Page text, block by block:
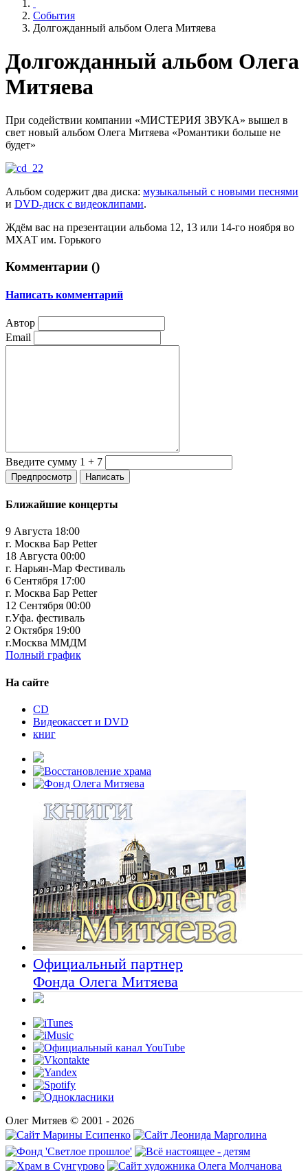
События
Долгожданный альбом Олега Митяева
Долгожданный альбом Олега
Митяева
При содействии компании «МИСТЕРИЯ ЗВУКА» вышел в
свет новый альбом Олега Митяева «Романтики больше не
будет»
Альбом содержит два диска: музыкальный с новыми песнями
и DVD-диск с видеоклипами.
Ждём вас на презентации альбома 12, 13 или 14-го ноября во
МХАТ им. Горького
Комментарии ()
Написать комментарий
Автор
Email
Введите сумму 1 + 7
Ближайшие концерты
9 Августа 18:00
г. Москва Бар Petter
18 Августа 00:00
г. Нарьян-Мар Фестиваль
6 Сентября 17:00
г. Москва Бар Petter
12 Сентября 00:00
г.Уфа. фестиваль
2 Октября 19:00
г.Москва ММДМ
Полный график
На сайте
CD
Видеокассет и DVD
книг
Официальный партнер
Фонда Олега Митяева
Олег Митяев © 2001 - 2026